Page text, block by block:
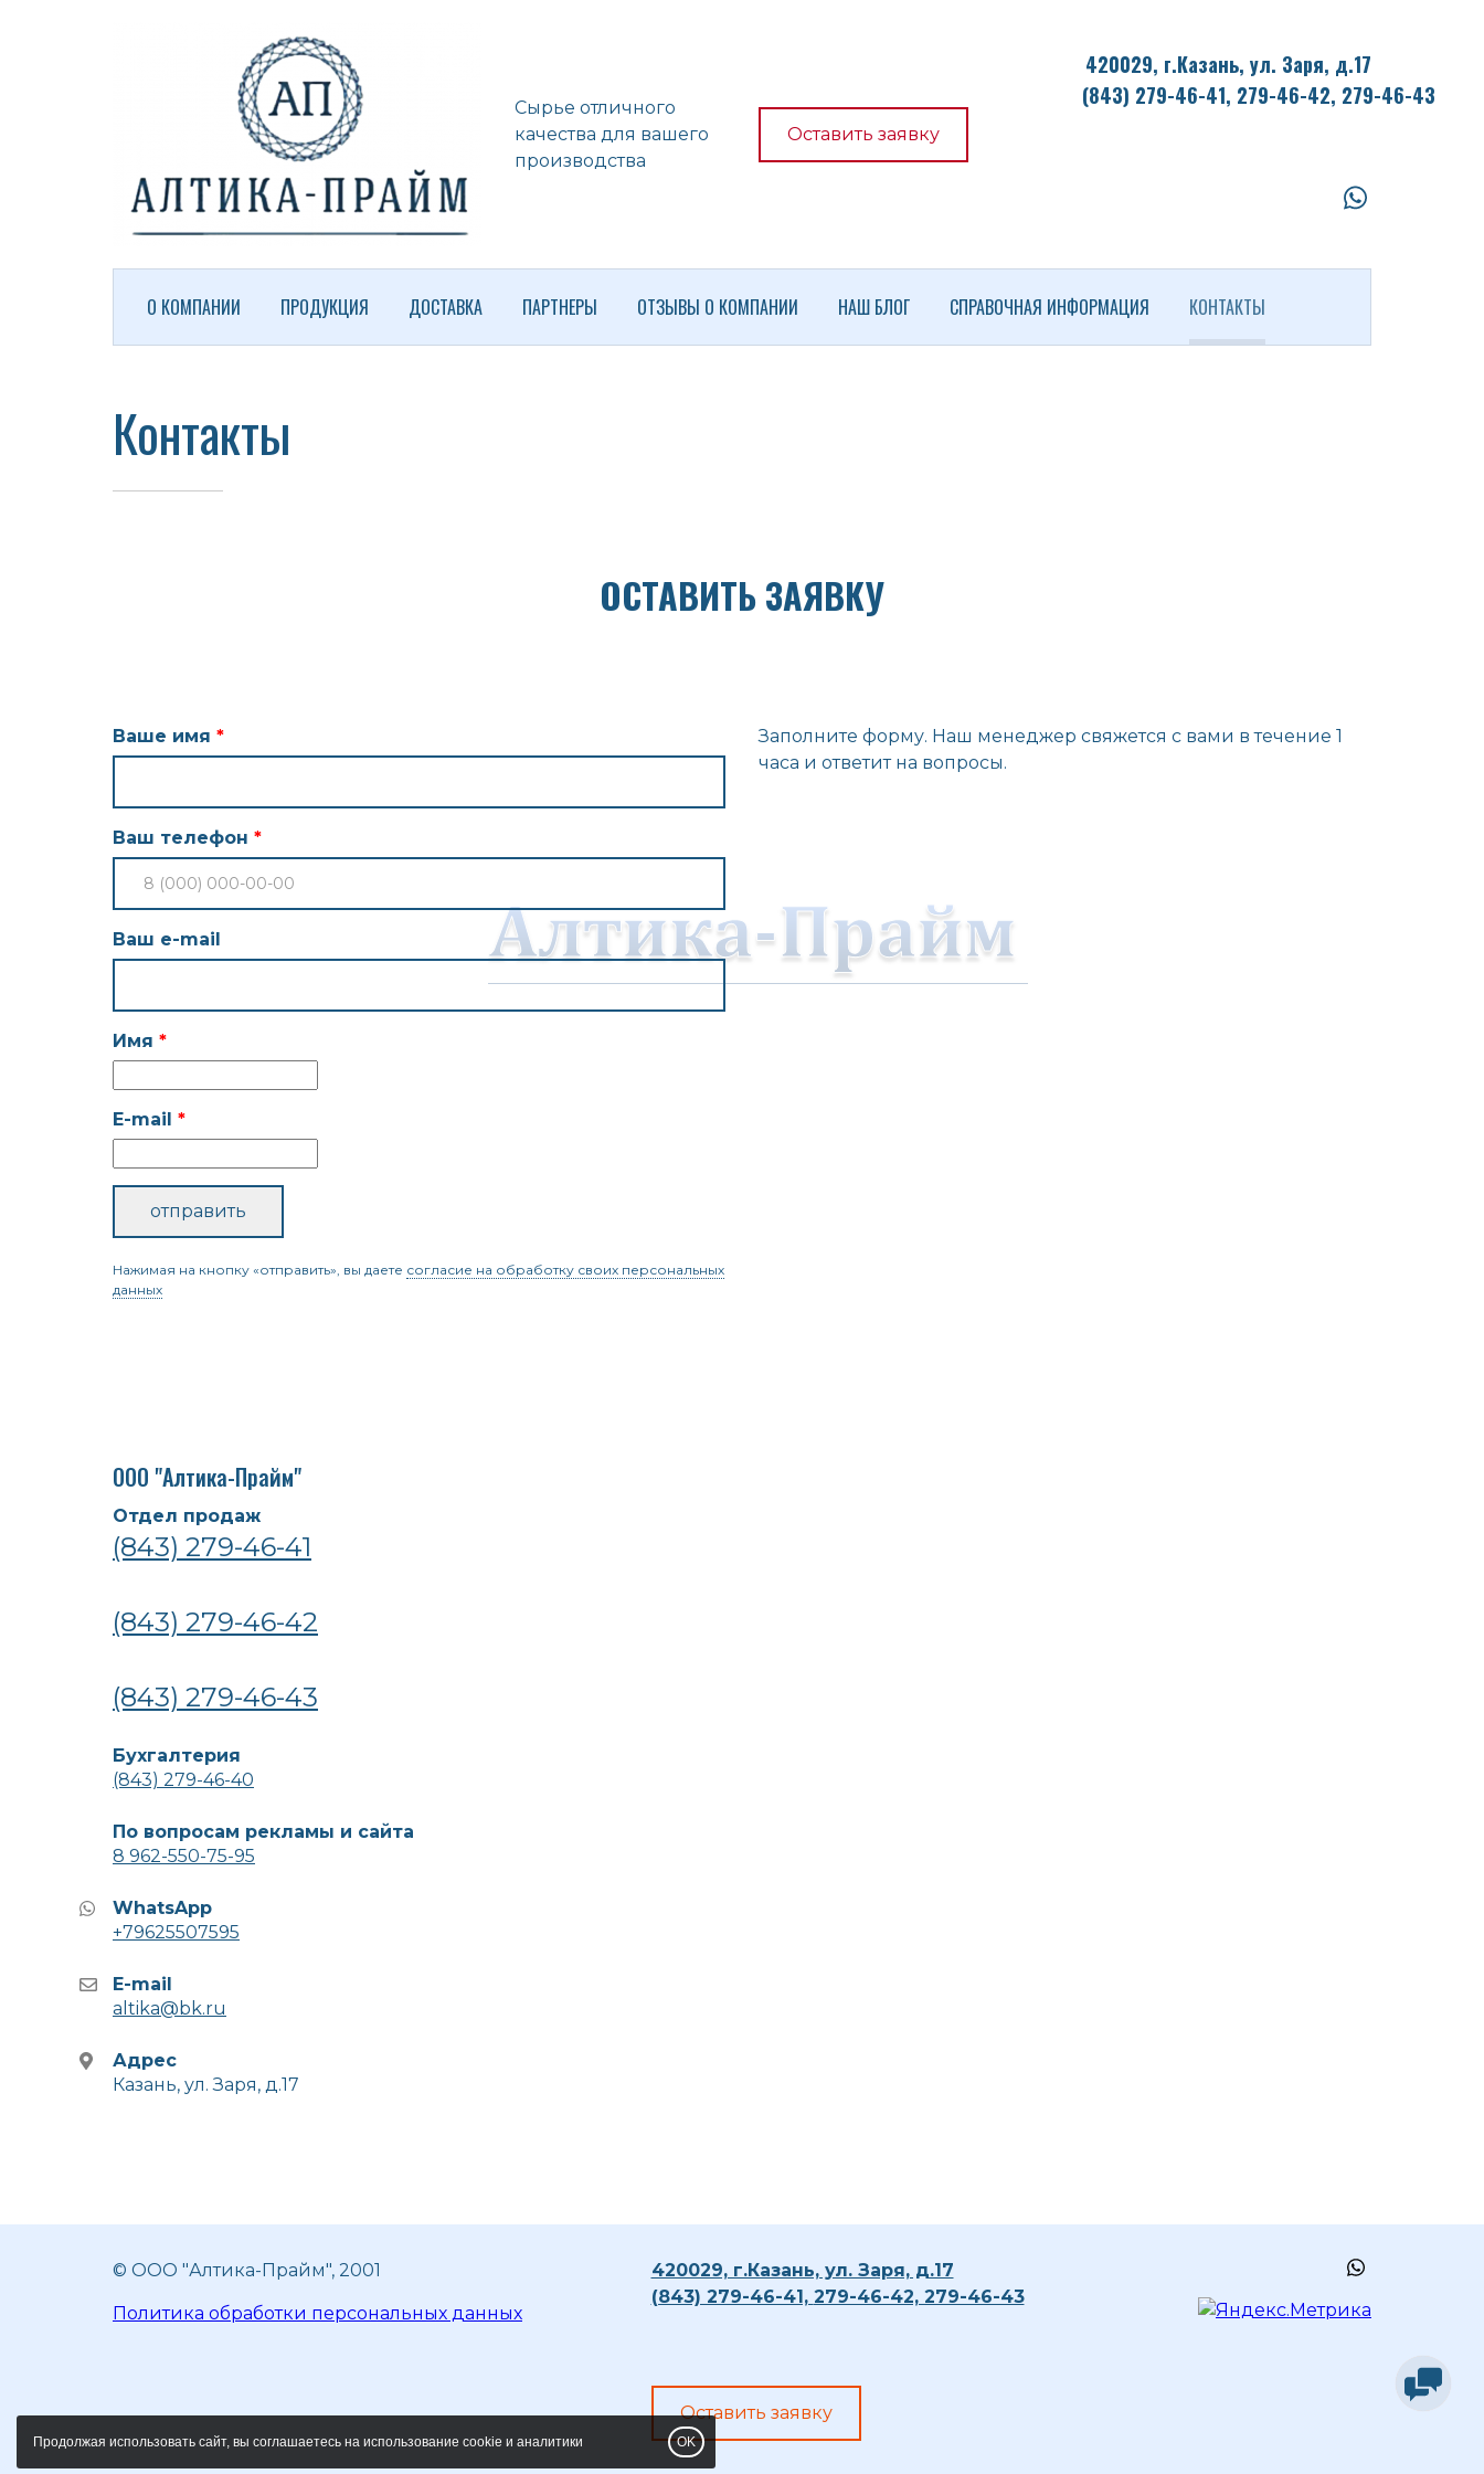
Алтика-
Прайм
logo
Сырье отличного
качества для вашего
производства
Оставить заявку
420029, г.Казань, ул. Заря, д.17
(843) 279-46-41, 279-46-42, 279-46-43
whatsapp
О КОМПАНИИ ПРОДУКЦИЯ ДОСТАВКА ПАРТНЕРЫ ОТЗЫВЫ О КОМПАНИИ НАШ БЛОГ СПРАВОЧНАЯ ИНФОРМАЦИЯ КОНТАКТЫ
Контакты
ОСТАВИТЬ ЗАЯВКУ
Заполните форму. Наш менеджер свяжется с вами в течение 1
часа и ответит на вопросы.
Ваше имя
Ваш телефон
Ваш e-mail
Имя
E-mail
Нажимая на кнопку «отправить», вы даете согласие на обработку своих персональных
данных
ООО "Алтика-Прайм"
Отдел продаж
(843) 279-46-41
(843) 279-46-42
(843) 279-46-43
Бухгалтерия
(843) 279-46-40
По вопросам рекламы и сайта
8 962-550-75-95
WhatsApp
+79625507595
E-mail
altika@bk.ru
Адрес
Казань, ул. Заря, д.17
420029, г.Казань, ул. Заря, д.17
(843) 279-46-41, 279-46-42, 279-46-43
Оставить заявку
whatsapp
© ООО "Алтика-Прайм", 2001
Политика обработки персональных данных
Продолжая использовать сайт, вы соглашаетесь на использование cookie и аналитики OK